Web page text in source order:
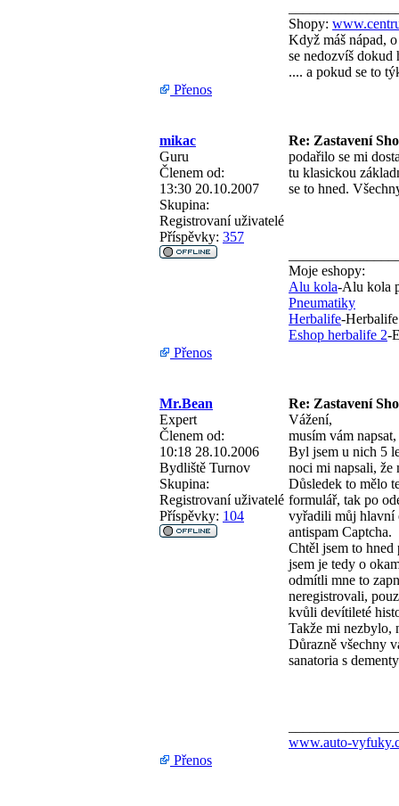
Shopy:
Když máš nápad,
se nedozvíš dokud
.... a pokud se to
Přenos
mikac
Re: Zastavení
Guru
Členem od:
13:30 20.10.2007
Skupina:
Registrovaní uživatelé
Příspěvky: 357
podařilo se mi
tu klasickou
se to hned.
Moje eshopy:
Alu kola-Alu kola
Pneumatiky
Herbalife-
Eshop herbalife 2-
Přenos
Mr.Bean
Re: Zastavení
Expert
Členem od:
10:18 28.10.2006
Bydliště Turnov
Skupina:
Registrovaní uživatelé
Příspěvky: 104
Vážení,
musím vám
Byl jsem u nich 5
noci mi napsali,
Důsledek to mělo
formulář, tak po
vyřadili můj hlavní
antispam Captcha.
Chtěl jsem to hned
jsem je tedy o
odmítli mne to
neregistrovali,
kvůli devítileté
Takže mi nezbylo,
Důrazně všechny
sanatoria s
www.auto-
Přenos